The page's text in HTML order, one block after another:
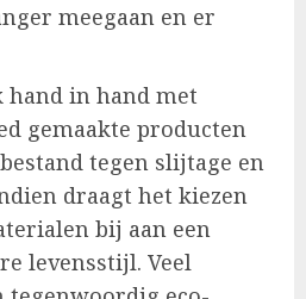
meegaan en er
hand in hand met
gemaakte producten
tegen slijtage en
draagt het kiezen
bij aan een
levensstijl. Veel